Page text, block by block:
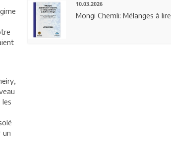
les
un
10.03.2026
Mongi Chemli: Mélanges à lire